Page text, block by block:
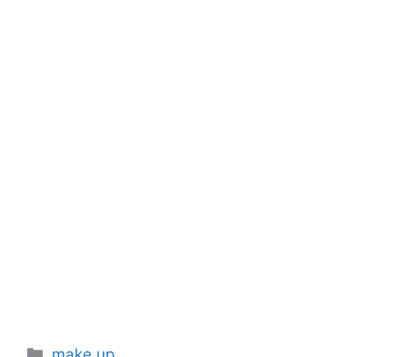
Categories